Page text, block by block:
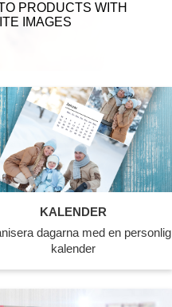
PRODUCTS WITH
IMAGES
KALENDER
dagarna med en personlig
kalender